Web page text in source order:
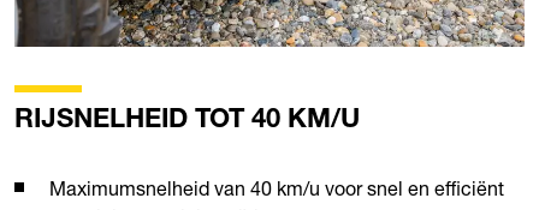
RIJSNELHEID TOT 40 KM/U
Maximumsnelheid van 40 km/u voor snel en efficiënt